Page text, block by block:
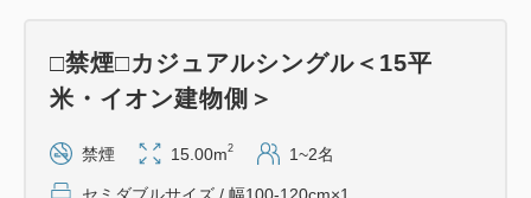
□禁煙□カジュアルシングル＜15平
米・イオン建物側＞
禁煙 15.00m2 1~2名
セミダブルサイズ / 幅100-120cm×1